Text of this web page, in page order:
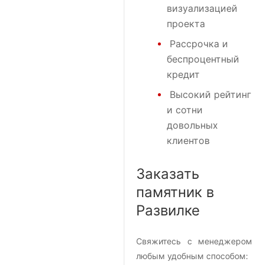
визуализацией
проекта
Рассрочка и
беспроцентный
кредит
Высокий рейтинг
и сотни
довольных
клиентов
Заказать
памятник в
Развилке
Свяжитесь с менеджером
любым удобным способом: